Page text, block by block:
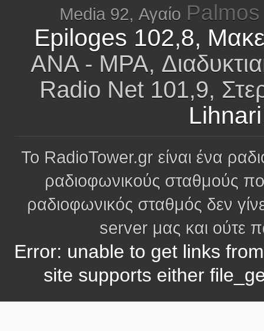
Media 92, Αγαίο
Epiloges 102,8,
ANA - MPA,
Radio Net 101,9,
Το RadioTower.gr είναι ένα
ραδιοφωνικούς σταθμούς
ραδιοφωνικός σταθμός δεν
server μας και ούτε
Error: unable to get links
site supports either